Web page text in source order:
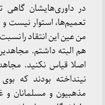
در داوری‌هایشان گاهی
تعمیم‌ها، استوار نیست و
من عین این انتقاد را
هم البته داشتم.
اصلا قیاس نکنید.
نینداخته بودند که
مذهبیون و مسلمانان و